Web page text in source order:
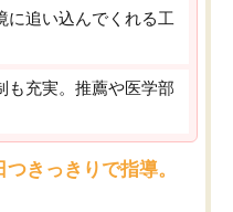
に追い込んでくれる工
も充実。推薦や医学部
きっきりで指導。